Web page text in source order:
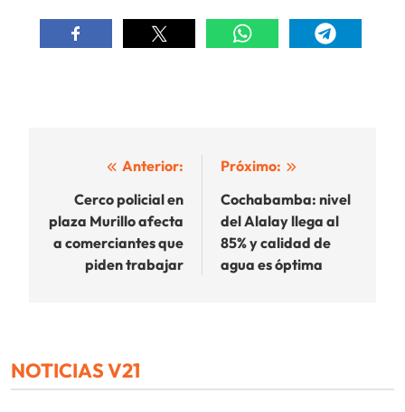
Navegación
entradas
Anterior:
Cerco policial en
plaza Murillo afecta
a comerciantes que
piden trabajar
Próximo:
Cochabamba: nivel
del Alalay llega al
85% y calidad de
agua es óptima
NOTICIAS V21